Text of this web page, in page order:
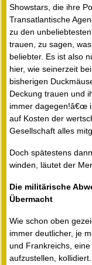
Showstars, die ihre
Transatlantische
zu den
trauen, zu sagen,
beliebter. Es ist also
hier, wie seinerzeit
bisherigen
Deckung trauen und
immer dagegen!â€œ
auf Kosten der
Gesellschaft alles
Doch spätestens
winden, läutet der
Die militärische
Übermacht
Wie schon oben
immer deutlicher, je
und Frankreichs,
aufzustellen,